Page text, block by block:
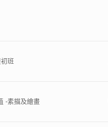
班
-素描及繪畫